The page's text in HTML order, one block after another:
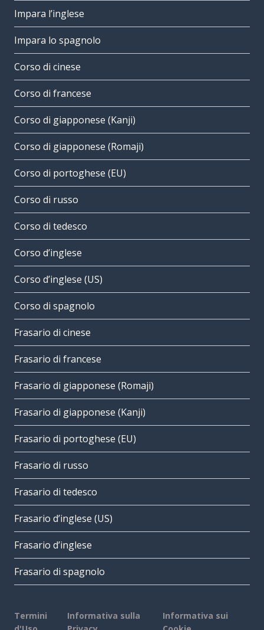
Impara l’inglese
Impara lo spagnolo
Corso di cinese
Corso di francese
Corso di giapponese (Kanji)
Corso di giapponese (Romaji)
Corso di portoghese (EU)
Corso di russo
Corso di tedesco
Corso d’inglese
Corso d’inglese (US)
Corso di spagnolo
Frasario di cinese
Frasario di francese
Frasario di giapponese (Romaji)
Frasario di giapponese (Kanji)
Frasario di portoghese (EU)
Frasario di russo
Frasario di tedesco
Frasario d’inglese (US)
Frasario d’inglese
Frasario di spagnolo
Termini
Informativa sulla
Informativa sui